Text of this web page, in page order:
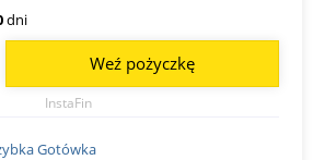
dni
InstaFin
Weź pożyczkę
Gotówka